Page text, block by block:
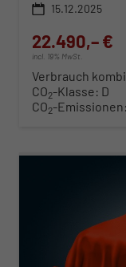
15.12.2025
22.490,– €
incl. 19% MwSt.
Verbrauch
CO2-Klasse: D
CO2-Emissionen: